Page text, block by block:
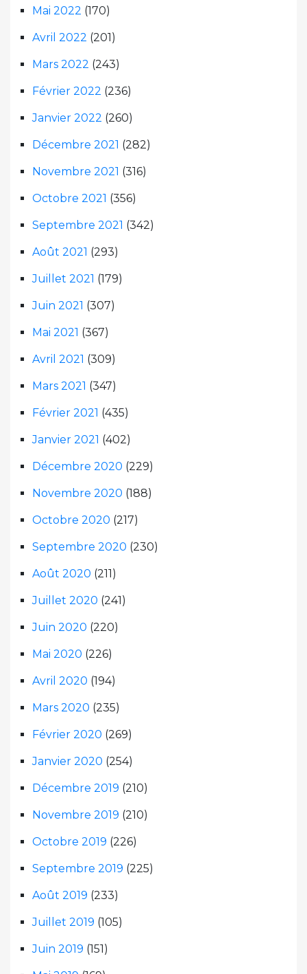
Mai 2022 (170)
Avril 2022 (201)
Mars 2022 (243)
Février 2022 (236)
Janvier 2022 (260)
Décembre 2021 (282)
Novembre 2021 (316)
Octobre 2021 (356)
Septembre 2021 (342)
Août 2021 (293)
Juillet 2021 (179)
Juin 2021 (307)
Mai 2021 (367)
Avril 2021 (309)
Mars 2021 (347)
Février 2021 (435)
Janvier 2021 (402)
Décembre 2020 (229)
Novembre 2020 (188)
Octobre 2020 (217)
Septembre 2020 (230)
Août 2020 (211)
Juillet 2020 (241)
Juin 2020 (220)
Mai 2020 (226)
Avril 2020 (194)
Mars 2020 (235)
Février 2020 (269)
Janvier 2020 (254)
Décembre 2019 (210)
Novembre 2019 (210)
Octobre 2019 (226)
Septembre 2019 (225)
Août 2019 (233)
Juillet 2019 (105)
Juin 2019 (151)